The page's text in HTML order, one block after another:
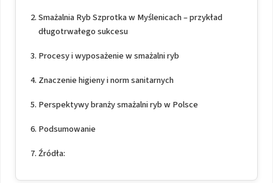
Smażalnia Ryb Szprotka w Myślenicach – przykład
długotrwałego sukcesu
Procesy i wyposażenie w smażalni ryb
Znaczenie higieny i norm sanitarnych
Perspektywy branży smażalni ryb w Polsce
Podsumowanie
Źródła: